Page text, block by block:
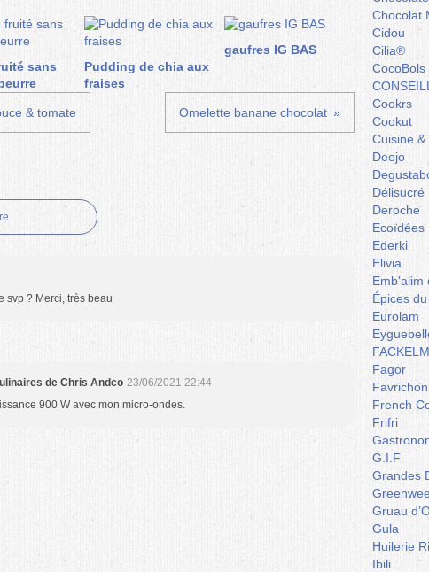
sans
Pudding de chia aux
fraises
gaufres IG BAS
& tomate Omelette banane chocolat
svp ? Merci, très beau
de Chris Andco 23/06/2021 22:44
900 W avec mon micro-ondes.
Chocolat
Cidou
Cilia®
CocoBols
Cookrs
Cookut
Cuisine &
Deejo
Délisucré
Deroche
Ecoïdées
Ederki
Elivia
Emb'alim
Épices
Eurolam
Fagor
Favrichon
French
Frifri
G.I.F
Grandes
Gruau
Gula
Huilerie
Ibili